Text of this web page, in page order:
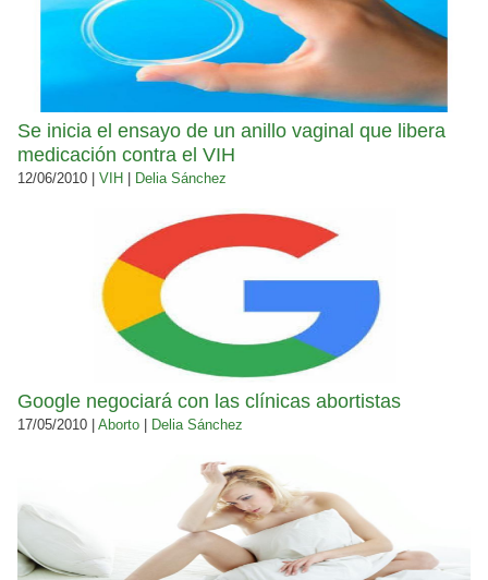
Se inicia el ensayo de un anillo vaginal que libera
medicación contra el VIH
12/06/2010 | VIH Delia Sánchez
Google negociará con las clínicas abortistas
17/05/2010 | Aborto Delia Sánchez